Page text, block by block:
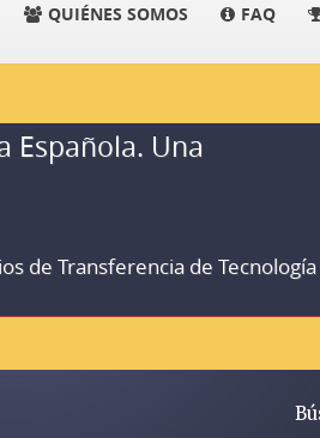
QUIÉNES SOMOS FAQ
Española. Una
de Transferencia de